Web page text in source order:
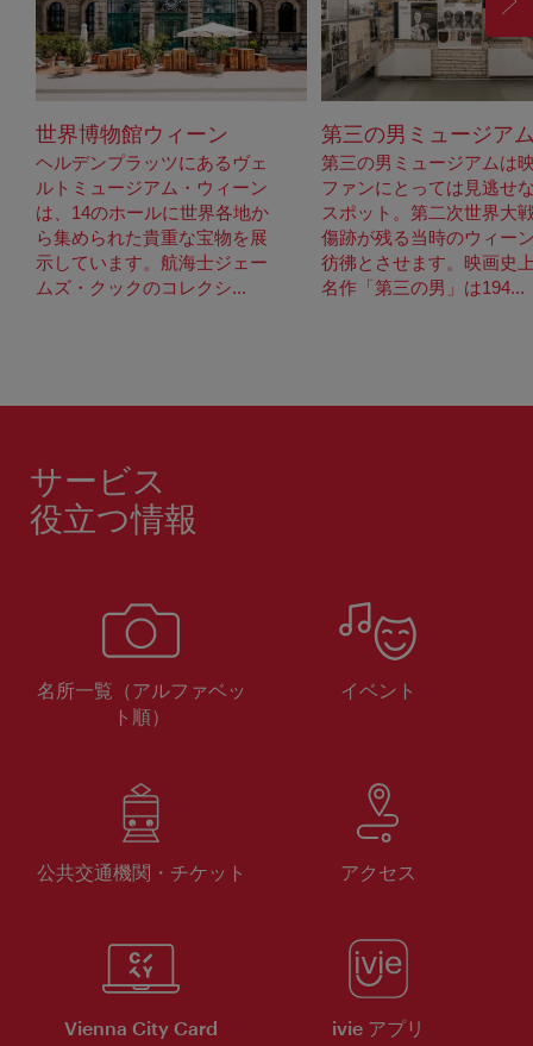
世界博物館ウィーン
ヘルデンプラッツにあるヴェ
ルトミュージアム・ウィーン
は、14のホールに世界各地か
ら集められた貴重な宝物を展
示しています。航海士ジェー
ムズ・クックのコレクシ...
第三の男ミュージア
第三の男ミュージアムは
ファンにとっては見逃せ
スポット。第二次世界大
傷跡が残る当時のウィー
彷彿とさせます。映画史
名作「第三の男」は194...
進
む
サービス
役立つ情報
名所一覧（アルファベッ
ト順）
イベント
公共交通機関・チケット アクセス
Vienna City Card ivie アプリ